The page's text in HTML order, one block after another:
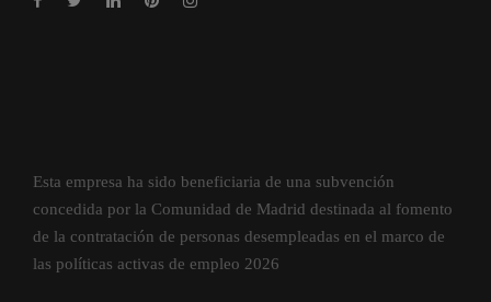
Esta empresa ha sido beneficiaria de una subvención
concedida por la Comunidad de Madrid destinada al fomento
de la contratación de personas desempleadas en el marco de
las políticas activas de empleo 2026